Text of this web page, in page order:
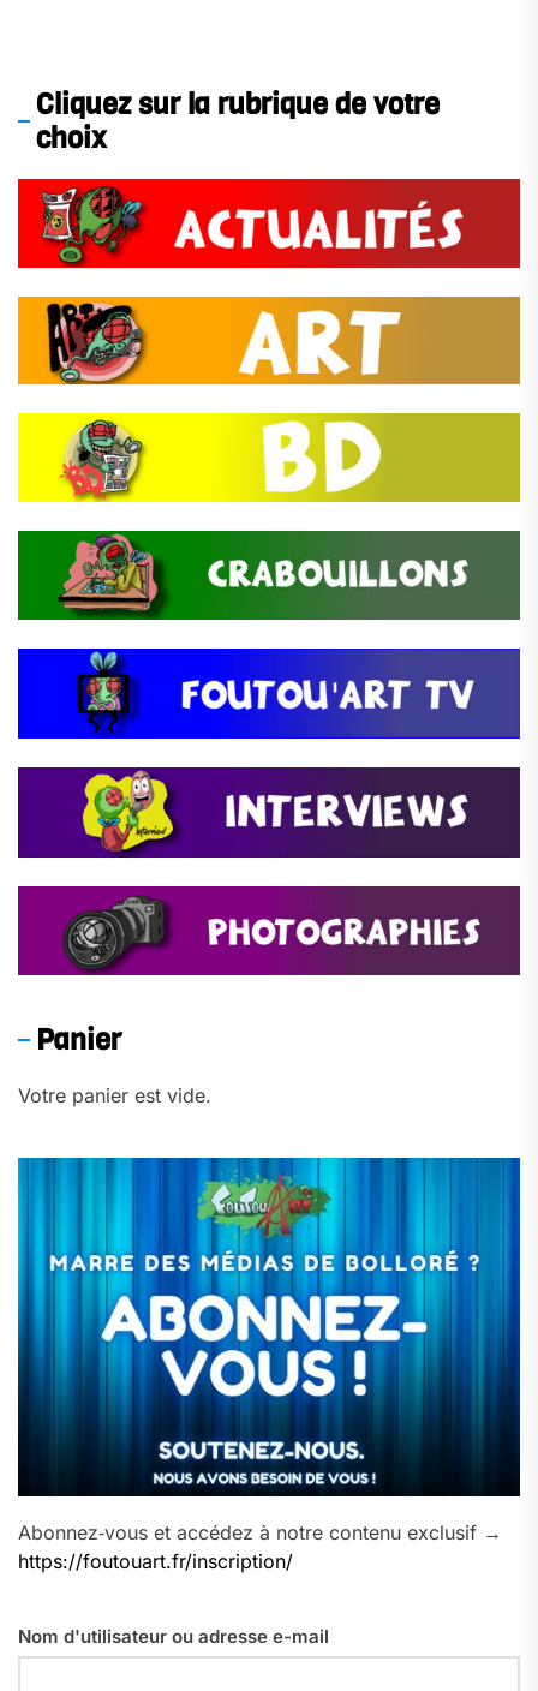
Cliquez sur la rubrique de votre
choix
Panier
Votre panier est vide.
Abonnez‑vous et accédez à notre contenu exclusif →
https://foutouart.fr/inscription/
Nom d'utilisateur ou adresse e-mail